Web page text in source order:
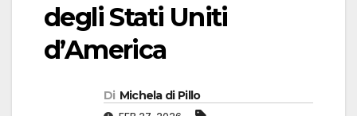
degli Stati Uniti
d’America
Di Michela di Pillo